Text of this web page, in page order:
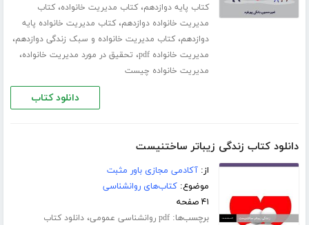
کتاب پایه دوازدهم،کتاب مدیریت خانواده،کتاب
مدیریت خانواده دوازدهم،کتاب مدیریت خانواده پایه
دوازدهم،کتاب مدیریت خانواده و سبک زندگی دوازدهم،
مدیریت خانواده pdf ، تحقیق در مورد مدیریت خانواده،
مدیریت خانواده چیست
دانلود کتاب
دانلود کتاب زندگی زیباتر ساختنیست
از:آکادمی مجازی باور مثبت
موضوع:کتاب‌های روانشناسی
۴۱ صفحه
برچسب‌ها:pdf روانشناسی عمومی ،دانلود کتاب